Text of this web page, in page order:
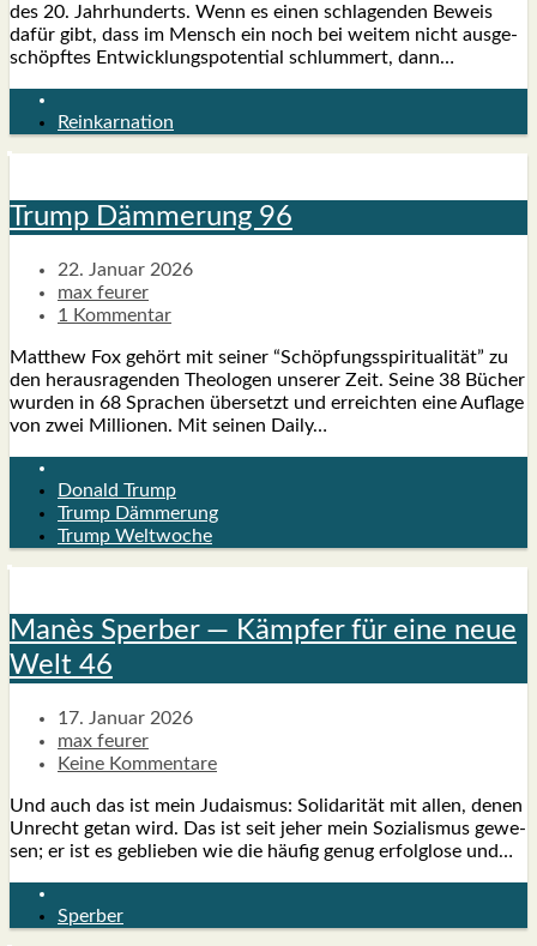
des 20. Jahr­hun­derts. Wenn es einen schla­gen­den Beweis
dafür gibt, dass im Mensch ein noch bei wei­tem nicht aus­ge­
schöpf­tes Ent­wick­lungs­po­ten­ti­al schlum­mert, dann…
Reinkarnation
Trump Däm­me­rung 96
22. Januar 2026
max feurer
1 Kommentar
Matthew Fox gehört mit sei­ner “Schöp­fungs­spi­ri­tua­li­tät” zu
den her­aus­ra­gen­den Theo­lo­gen unse­rer Zeit. Sei­ne 38 Bücher
wur­den in 68 Spra­chen über­setzt und erreich­ten eine Auf­la­ge
von zwei Mil­lio­nen. Mit sei­nen Dai­ly…
Donald Trump
Trump Dämmerung
Trump Weltwoche
Manès Sper­ber — Kämp­fer für eine neue
Welt 46
17. Januar 2026
max feurer
Keine Kommentare
Und auch das ist mein Juda­is­mus: Soli­da­ri­tät mit allen, denen
Unrecht getan wird. Das ist seit jeher mein Sozia­lis­mus gewe­
sen; er ist es geblie­ben wie die häu­fig genug erfolg­lo­se und…
Sperber